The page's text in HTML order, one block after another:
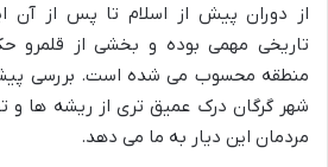
از دوران پیش از اسلام تا پس از آن
تاریخی مهمی بوده و بخشی از قلمرو
منطقه محسوب می شده است. بررسی
شهر گرگان درک عمیق تری از ریشه ها و
مردمان این دیار به ما می دهد.